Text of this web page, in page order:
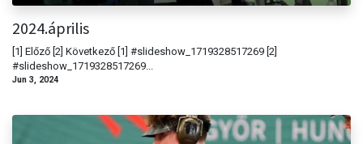
2024.április
[1] Előző [2] Következő [1] #slideshow_1719328517269 [2]
#slideshow_1719328517269...
Jun 3, 2024